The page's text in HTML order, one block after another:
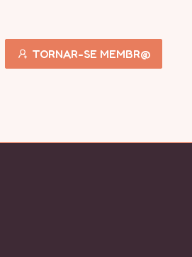
TORNAR-SE MEMBR@